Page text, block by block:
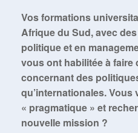
Vos formations
Afrique du Sud, avec
politique et en
vous ont habilitée à faire
concernant des
qu’internationales. Vous
« pragmatique » et
nouvelle mission ?